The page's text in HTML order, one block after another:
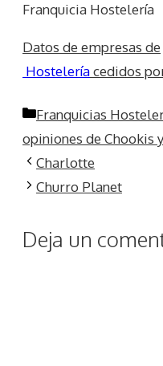
Franquicia Hostelería
Datos de empresas de
Hosteleríacedidos
Categorías
Franquicias
opiniones de Chookis
Charlotte
Churro Planet
Deja un